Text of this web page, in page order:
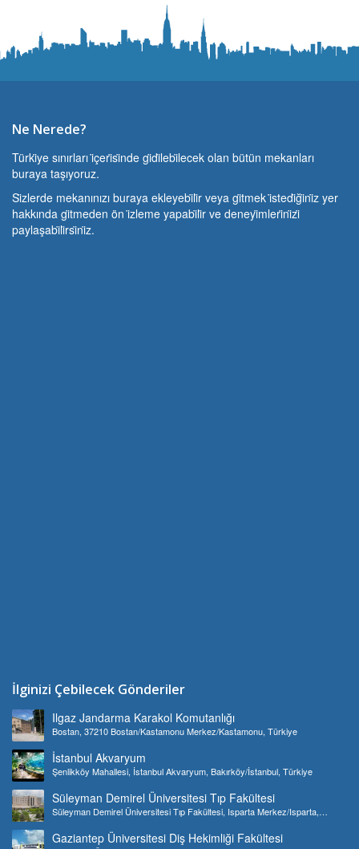
Ne Nerede?
Türki̇ye sınırları i̇çeri̇si̇nde gi̇di̇lebi̇lecek olan bütün mekanları
buraya taşıyoruz.
Si̇zlerde mekanınızı buraya ekleyebi̇li̇r veya gi̇tmek i̇stedi̇ği̇ni̇z yer
hakkında gi̇tmeden ön i̇zleme yapabi̇li̇r ve deneyi̇mleri̇ni̇zi̇
paylaşabi̇li̇rsi̇ni̇z.
İlginizi Çebilecek Gönderiler
Ilgaz Jandarma Karakol Komutanlığı
Bostan, 37210 Bostan/Kastamonu Merkez/Kastamonu, Türkiye
İstanbul Akvaryum
Şenlikköy Mahallesi, İstanbul Akvaryum, Bakırköy/İstanbul, Türkiye
Süleyman Demirel Üniversitesi Tıp Fakültesi
Süleyman Demirel Üniversitesi Tıp Fakültesi, Isparta Merkez/Isparta,
Gaziantep Üniversitesi Diş Hekimliği Fakültesi